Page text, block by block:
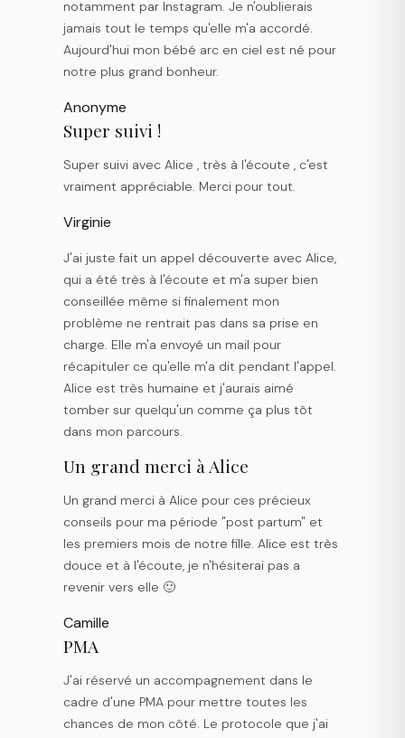
notamment par Instagram. Je n'oublierais
jamais tout le temps qu'elle m'a accordé.
Aujourd'hui mon bébé arc en ciel est né pour
notre plus grand bonheur.
Anonyme
Super suivi !
Super suivi avec Alice , très à l'écoute , c'est
vraiment appréciable. Merci pour tout.
Virginie
J'ai juste fait un appel découverte avec Alice,
qui a été très à l'écoute et m'a super bien
conseillée même si finalement mon
problème ne rentrait pas dans sa prise en
charge. Elle m'a envoyé un mail pour
récapituler ce qu'elle m'a dit pendant l'appel.
Alice est très humaine et j'aurais aimé
tomber sur quelqu'un comme ça plus tôt
dans mon parcours.
Un grand merci à Alice
Un grand merci à Alice pour ces précieux
conseils pour ma période "post partum" et
les premiers mois de notre fille. Alice est très
douce et à l'écoute, je n'hésiterai pas a
revenir vers elle 🙂
Camille
PMA
J'ai réservé un accompagnement dans le
cadre d'une PMA pour mettre toutes les
chances de mon côté. Le protocole que j'ai